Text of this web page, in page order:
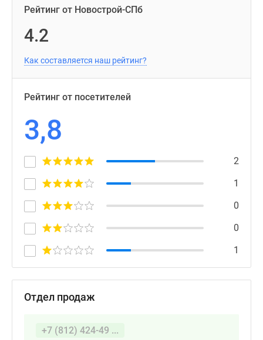
Рейтинг от Новострой-СПб
4.2
Как составляется наш рейтинг?
Рейтинг от посетителей
3,8
2
1
0
0
1
Отдел продаж
+7 (812) 424-49 ...